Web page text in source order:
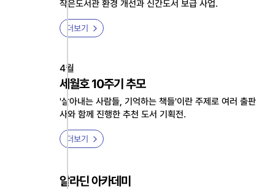
작은도서관 환경 개선과 신간도서 보급 사업.
더보기
4월
세월호 10주기 추모
'살아내는 사람들, 기억하는 책들'이란 주제로 여러 출판
사와 함께 진행한 추천 도서 기획전.
더보기
알라딘 아카데미